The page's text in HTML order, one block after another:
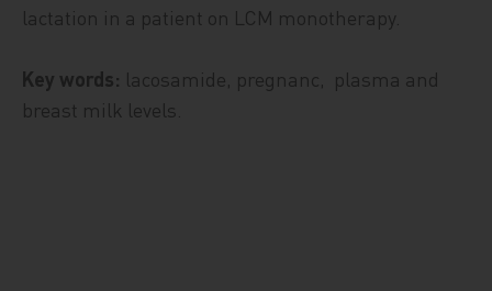
lactation in a patient on LCM monotherapy.
Key words: lacosamide, pregnanc, plasma and
breast milk levels.